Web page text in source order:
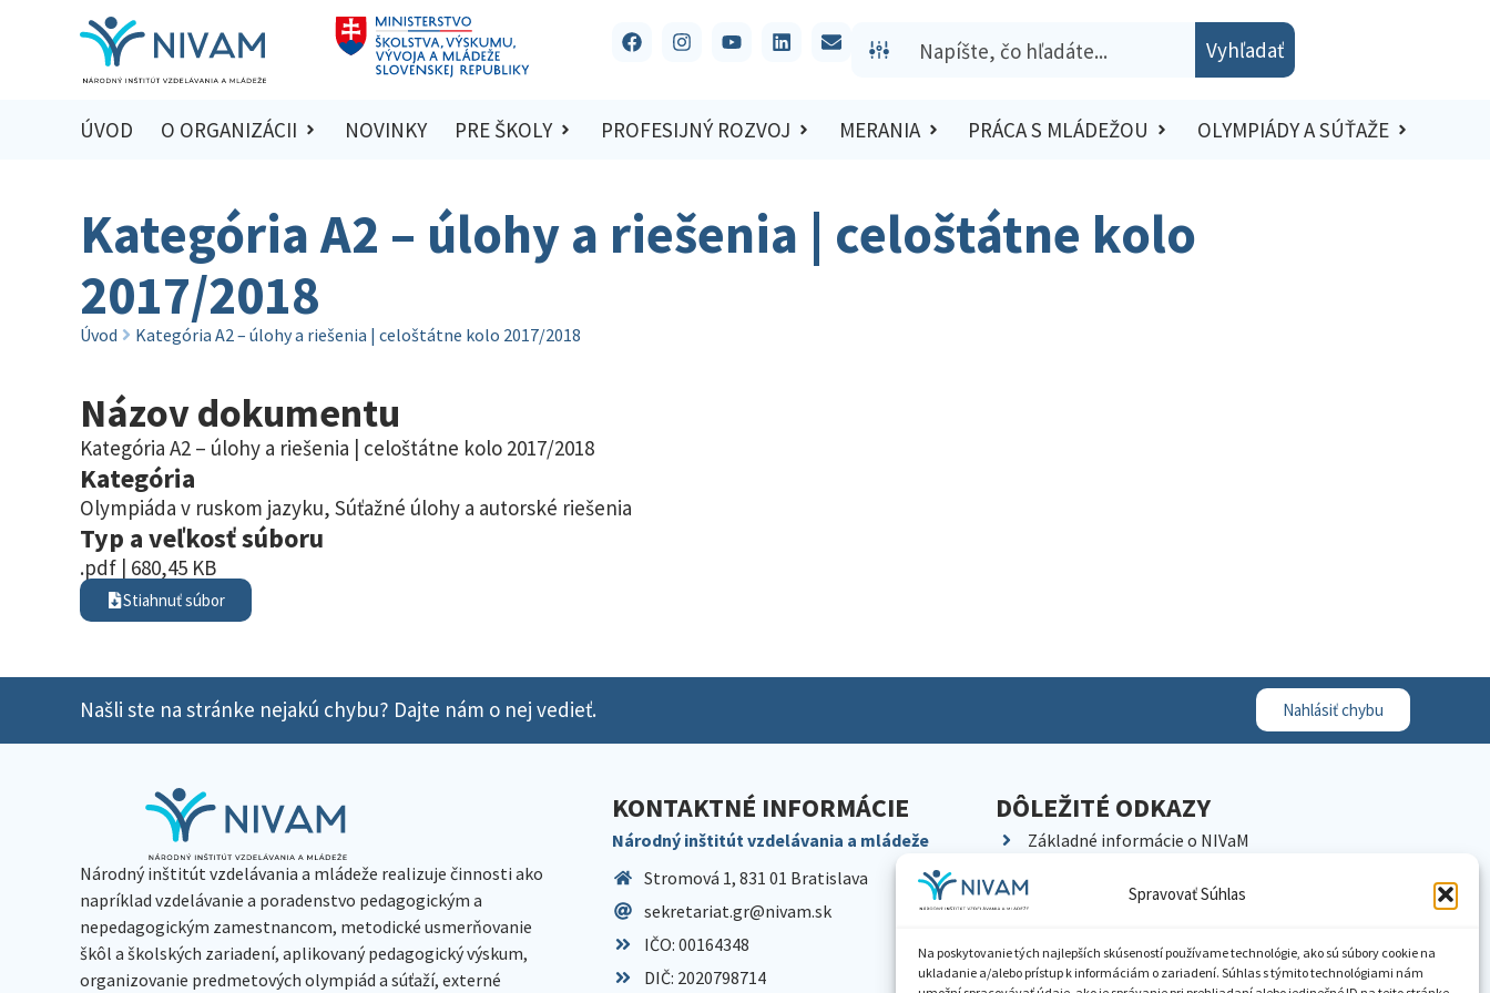
Spravovať Súhlas
Na poskytovanie tých najlepších skúseností používame technológie, ako sú súbory cookie na
ukladanie a/alebo prístup k informáciám o zariadení. Súhlas s týmito technológiami nám
Vyhľadať
ÚVOD O ORGANIZÁCII NOVINKY PRE ŠKOLY PROFESIJNÝ ROZVOJ MERANIA PRÁCA S MLÁDEŽOU OLYMPIÁDY A SÚŤAŽE
Kategória A2 – úlohy a riešenia | celoštátne kolo
2017/2018
Úvod Kategória A2 – úlohy a riešenia | celoštátne kolo 2017/2018
Názov dokumentu
Kategória A2 – úlohy a riešenia | celoštátne kolo 2017/2018
Kategória
Olympiáda v ruskom jazyku, Súťažné úlohy a autorské riešenia
Typ a veľkosť súboru
.pdf | 680,45 KB
Stiahnuť súbor
Našli ste na stránke nejakú chybu? Dajte nám o nej vedieť. Nahlásiť chybu
Národný inštitút vzdelávania a mládeže realizuje činnosti ako
napríklad vzdelávanie a poradenstvo pedagogickým a
nepedagogickým zamestnancom, metodické usmerňovanie
škôl a školských zariadení, aplikovaný pedagogický výskum,
organizovanie predmetových olympiád a súťaží, externé
KONTAKTNÉ INFORMÁCIE
Národný inštitút vzdelávania a mládeže
Stromová 1, 831 01 Bratislava
sekretariat.gr@nivam.sk
IČO: 00164348
DIČ: 2020798714
DÔLEŽITÉ ODKAZY
Základné informácie o NIVaM
Kariéra
Pracoviská NIVaM